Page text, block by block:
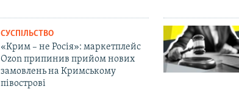
СУСПІЛЬСТВО
«Крим – не Росія»: маркетплейс
Ozon припинив прийом нових
замовлень на Кримському
півострові